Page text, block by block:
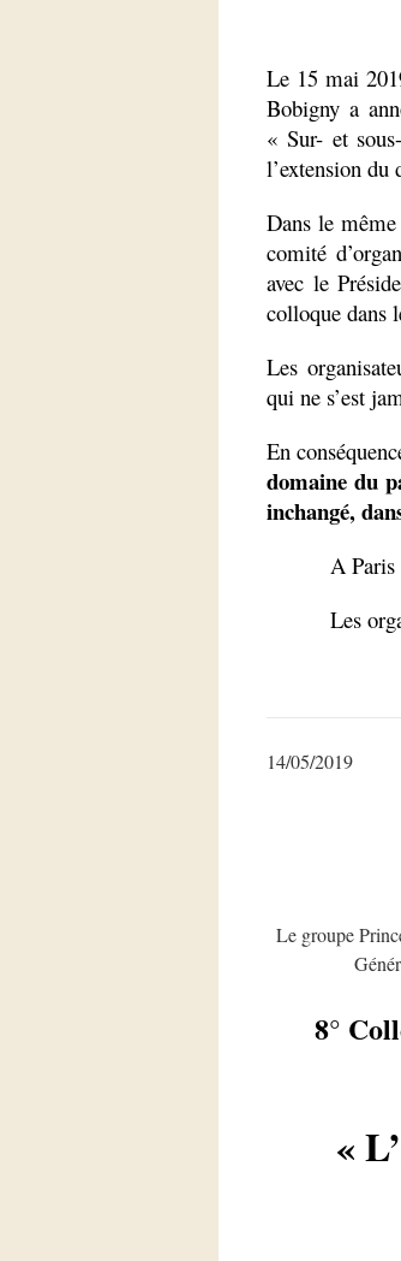
Le 15 mai
Bobigny a
« Sur- et
l’extension
Dans le
comité
avec le
colloque dans
Les
qui ne s’est
En
domaine du
inchangé,
A Paris le
Les
14/05/2019
Le groupe
8°
«